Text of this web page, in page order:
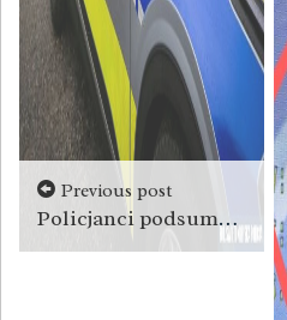
Previous post
Policjanci podsumowali świąteczny długi weekend